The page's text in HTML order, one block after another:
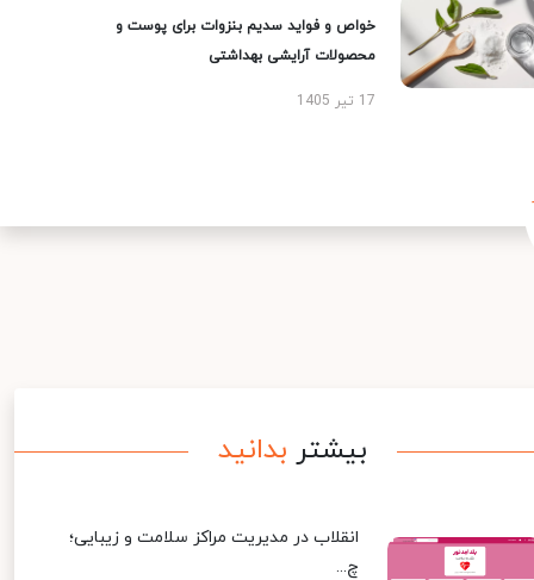
خواص و فواید سدیم بنزوات برای پوست و
محصولات آرایشی بهداشتی
17 تیر 1405
بیشتر بدانید
انقلاب در مدیریت مراکز سلامت و زیبایی؛
چ...